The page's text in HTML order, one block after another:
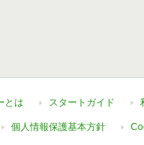
とは スタートガイド
個人情報保護基本方針